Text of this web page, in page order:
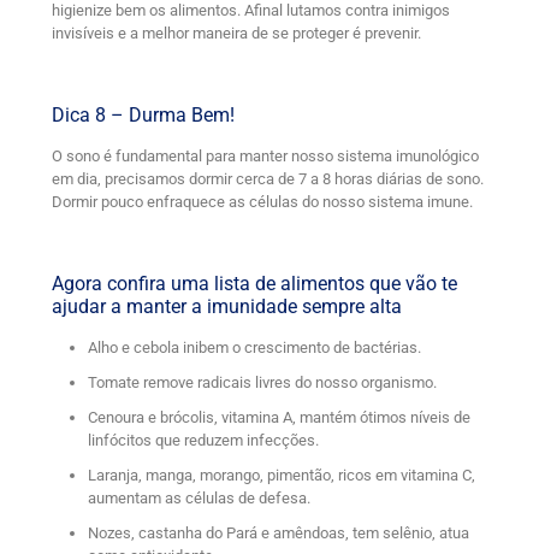
higienize bem os alimentos. Afinal lutamos contra inimigos
invisíveis e a melhor maneira de se proteger é prevenir.
Dica 8 – Durma Bem!
O sono é fundamental para manter nosso sistema imunológico
em dia, precisamos dormir cerca de 7 a 8 horas diárias de sono.
Dormir pouco enfraquece as células do nosso sistema imune.
Agora confira uma lista de alimentos que vão te
ajudar a manter a imunidade sempre alta
Alho e cebola inibem o crescimento de bactérias.
Tomate remove radicais livres do nosso organismo.
Cenoura e brócolis, vitamina A, mantém ótimos níveis de
linfócitos que reduzem infecções.
Laranja, manga, morango, pimentão, ricos em vitamina C,
aumentam as células de defesa.
Nozes, castanha do Pará e amêndoas, tem selênio, atua